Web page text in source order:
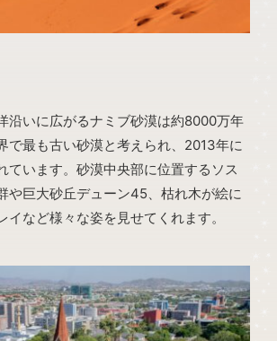
沿いに広がるナミブ砂漠は約8000万年
で最も古い砂漠と考えられ、2013年に
ています。砂漠中央部に位置するソス
や巨大砂丘デューン45、枯れ木が絵に
イなど様々な姿を見せてくれます。